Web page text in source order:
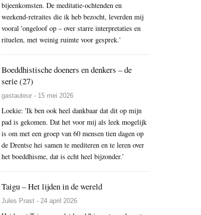
bijeenkomsten. De meditatie-ochtenden en
weekend-retraites die ik heb bezocht, leverden mij
vooral 'ongeloof op – over starre interpretaties en
rituelen, met weinig ruimte voor gesprek.'
Boeddhistische doeners en denkers – de
serie (27)
gastauteur - 15 mei 2026
Loekie: 'Ik ben ook heel dankbaar dat dit op mijn
pad is gekomen. Dat het voor mij als leek mogelijk
is om met een groep van 60 mensen tien dagen op
de Drentse hei samen te mediteren en te leren over
het boeddhisme, dat is echt heel bijzonder.’
Taigu – Het lijden in de wereld
Jules Prast - 24 april 2026